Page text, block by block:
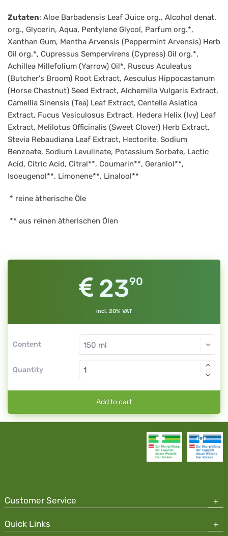
Zutaten: Aloe Barbadensis Leaf Juice org., Alcohol denat.
org., Glycerin, Aqua, Pentylene Glycol, Parfum org.*,
Xanthan Gum, Mentha Arvensis (Peppermint Arvensis) Herb
Oil org.*, Cupressus Sempervirens (Cypress) Oil org.*,
Achillea Millefolium (Yarrow) Oil*, Ruscus Aculeatus
(Butcher's Broom) Root Extract, Aesculus Hippocastanum
(Horse Chestnut) Seed Extract, Alchemilla Vulgaris Extract,
Camellia Sinensis (Tea) Leaf Extract, Centella Asiatica
Extract, Fucus Vesiculosus Extract, Hedera Helix (Ivy) Leaf
Extract, Melilotus Officinalis (Sweet Clover) Herb Extract,
Stevia Rebaudiana Leaf Extract, Hectorite, Sodium
Benzoate, Sodium Levulinate, Potassium Sorbate, Lactic
Acid, Citric Acid, Citral**, Coumarin**, Geraniol**,
Isoeugenol**, Limonene**, Linalool**
* reine ätherische Öle
** aus reinen ätherischen Ölen
2390
incl. 20% VAT
Content
Quantity
Add to cart
Customer Service
Quick Links